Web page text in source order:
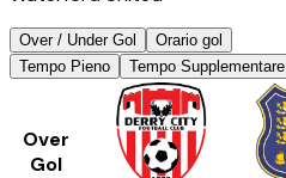
Over / Under Gol
Orario gol
Tempo Pieno
Tempo Supplementare
Over
Gol